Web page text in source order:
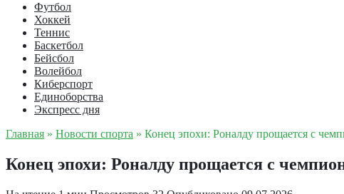
Футбол
Хоккей
Теннис
Баскетбол
Бейсбол
Волейбол
Киберспорт
Единоборства
Экспресс дня
Главная » Новости спорта » Конец эпохи: Роналду прощается с
Конец эпохи: Роналду прощается с